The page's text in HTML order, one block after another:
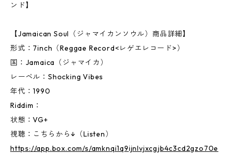
ンド】
【Jamaican Soul（ジャマイカンソウル）商品詳細】
形式：7inch（Reggae Record<レゲエレコード>）
国：Jamaica（ジャマイカ）
レーベル：Shocking Vibes
年代：1990
Riddim：
状態：VG+
視聴：こちらから↓（Listen）
https://app.box.com/s/amknqi1q9ijnlvjxcgjb4c3cd2gzo70e